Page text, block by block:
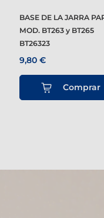
BASE DE LA JARRA PAR
MOD. BT263 y BT265
BT26323
9,80 €
Comprar